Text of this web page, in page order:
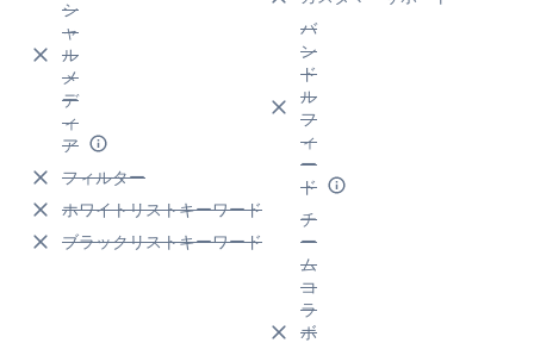
シ
ャ
ル
メ
デ
ィ
ア
フィルター
ホワイトリストキーワード
ブラックリストキーワード
バ
ン
ド
ル
フ
ィ
ー
ド
チ
ー
ム
コ
ラ
ボ